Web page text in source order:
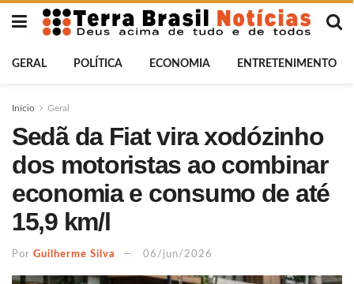
GERAL POLÍTICA ECONOMIA ENTRETENIMENTO
Início Geral
Sedã da Fiat vira xodózinho
dos motoristas ao combinar
economia e consumo de até
15,9 km/l
Por Guilherme Silva 06/jun/2026